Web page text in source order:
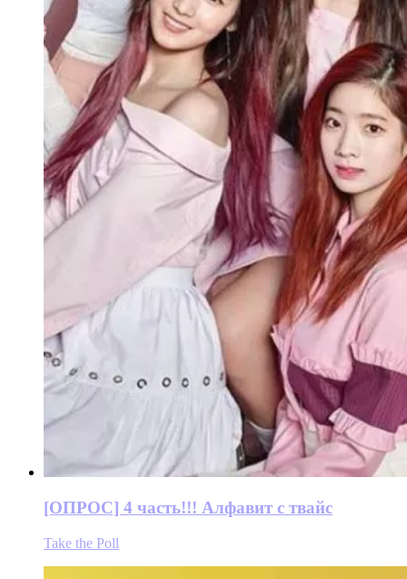
[ОПРОС] 4 часть!!! Алфавит с твайс
Take the Poll